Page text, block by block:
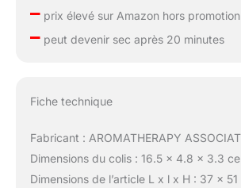
–prix élevé sur Amazon hors promotion
–peut devenir sec après 20 minutes
Fiche technique
Fabricant : AROMATHERAPY
Dimensions du colis : 16.5 x 4.8 x 3.3
Dimensions de l’article L x l x H : 37 x 51